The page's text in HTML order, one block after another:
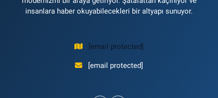
insanlara haber okuyabilecekleri bir altyapı sunuyor.
[email protected]
[email protected]